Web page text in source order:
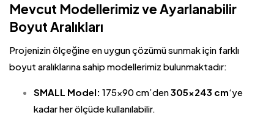
Mevcut Modellerimiz ve Ayarlanabilir
Boyut Aralıkları
Projenizin ölçeğine en uygun çözümü sunmak için farklı
boyut aralıklarına sahip modellerimiz bulunmaktadır:
SMALL Model: 175×90 cm’den305×243 cm‘ye
kadar her ölçüde kullanılabilir.